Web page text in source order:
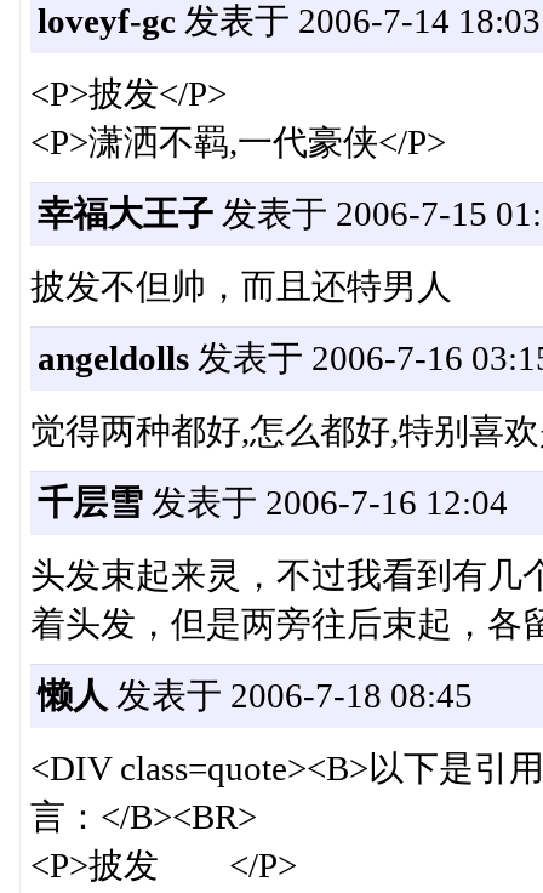
loveyf-gc发表于 2006-7-14 18:03
<P>披发</P>
<P>潇洒不羁,一代豪侠</P>
幸福大王子发表于 2006-7-15
披发不但帅，而且还特男人
angeldolls发表于 2006-7-16
觉得两种都好,怎么都好,特别喜
千层雪发表于 2006-7-16 12:04
头发束起来灵，不过我看到有几
着头发，但是两旁往后束起，各
懒人 发表于 2006-7-18 08:45
<DIV class=quote><B>以下是引
言：</B><BR>
<P>披发 </P>